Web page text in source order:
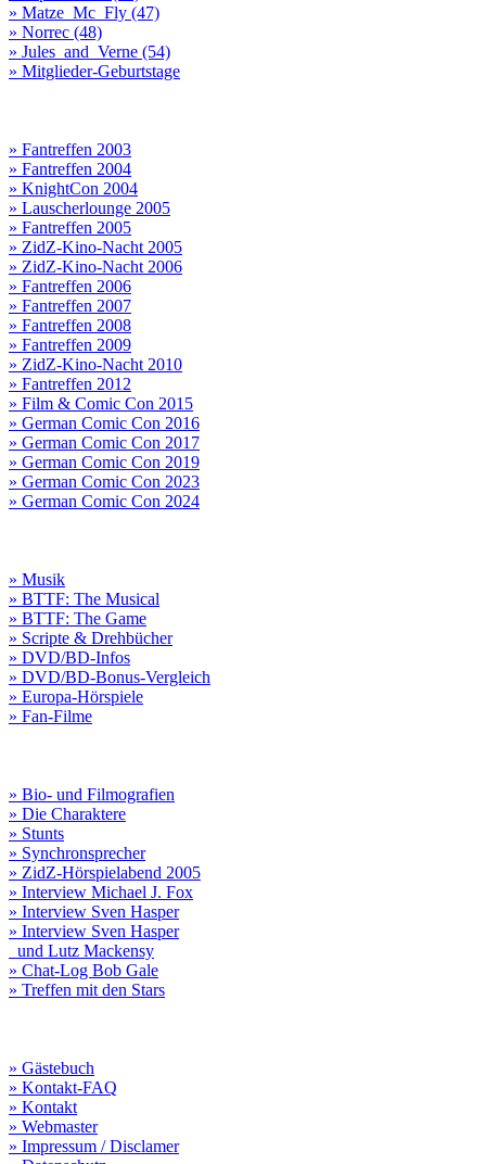
» Matze_Mc_Fly (47)
» Norrec (48)
» Jules_and_Verne (54)
» Mitglieder-Geburtstage
» Fantreffen 2003
» Fantreffen 2004
» KnightCon 2004
» Lauscherlounge 2005
» Fantreffen 2005
» ZidZ-Kino-Nacht 2005
» ZidZ-Kino-Nacht 2006
» Fantreffen 2006
» Fantreffen 2007
» Fantreffen 2008
» Fantreffen 2009
» ZidZ-Kino-Nacht 2010
» Fantreffen 2012
» Film & Comic Con 2015
» German Comic Con 2016
» German Comic Con 2017
» German Comic Con 2019
» German Comic Con 2023
» German Comic Con 2024
» Musik
» BTTF: The Musical
» BTTF: The Game
» Scripte & Drehbücher
» DVD/BD-Infos
» DVD/BD-Bonus-Vergleich
» Europa-Hörspiele
» Fan-Filme
» Bio- und Filmografien
» Die Charaktere
» Stunts
» Synchronsprecher
» ZidZ-Hörspielabend 2005
» Interview Michael J. Fox
» Interview Sven Hasper
» Interview Sven Hasper
und Lutz Mackensy
» Chat-Log Bob Gale
» Treffen mit den Stars
» Gästebuch
» Kontakt-FAQ
» Kontakt
» Webmaster
» Impressum / Disclamer